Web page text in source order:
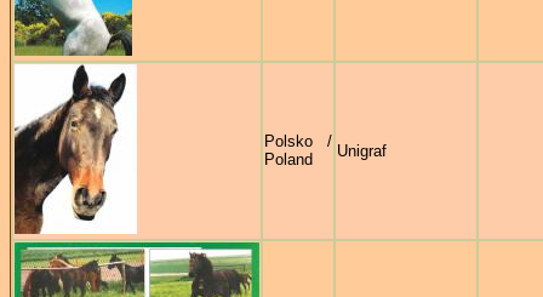
Polsko /
Poland
Unigraf